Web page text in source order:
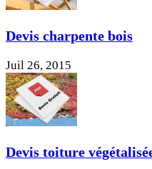
Devis charpente bois
Juil 26, 2015
Devis toiture